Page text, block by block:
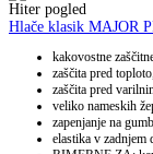
Hiter pogled
Hlače klasik MAJOR
kakovostne
zaščita pred
zaščita pred
veliko nameskih
zapenjanje na
elastika v zadnjem